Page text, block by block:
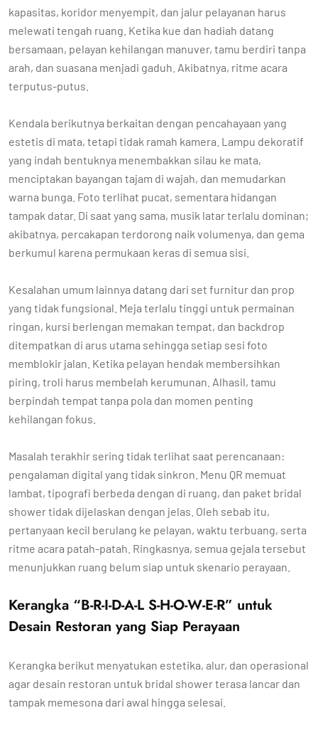
kapasitas, koridor menyempit, dan jalur pelayanan harus
melewati tengah ruang. Ketika kue dan hadiah datang
bersamaan, pelayan kehilangan manuver, tamu berdiri tanpa
arah, dan suasana menjadi gaduh. Akibatnya, ritme acara
terputus-putus.
Kendala berikutnya berkaitan dengan pencahayaan yang
estetis di mata, tetapi tidak ramah kamera. Lampu dekoratif
yang indah bentuknya menembakkan silau ke mata,
menciptakan bayangan tajam di wajah, dan memudarkan
warna bunga. Foto terlihat pucat, sementara hidangan
tampak datar. Di saat yang sama, musik latar terlalu dominan;
akibatnya, percakapan terdorong naik volumenya, dan gema
berkumul karena permukaan keras di semua sisi.
Kesalahan umum lainnya datang dari set furnitur dan prop
yang tidak fungsional. Meja terlalu tinggi untuk permainan
ringan, kursi berlengan memakan tempat, dan backdrop
ditempatkan di arus utama sehingga setiap sesi foto
memblokir jalan. Ketika pelayan hendak membersihkan
piring, troli harus membelah kerumunan. Alhasil, tamu
berpindah tempat tanpa pola dan momen penting
kehilangan fokus.
Masalah terakhir sering tidak terlihat saat perencanaan:
pengalaman digital yang tidak sinkron. Menu QR memuat
lambat, tipografi berbeda dengan di ruang, dan paket bridal
shower tidak dijelaskan dengan jelas. Oleh sebab itu,
pertanyaan kecil berulang ke pelayan, waktu terbuang, serta
ritme acara patah-patah. Ringkasnya, semua gejala tersebut
menunjukkan ruang belum siap untuk skenario perayaan.
Kerangka “B-R-I-D-A-L S-H-O-W-E-R” untuk
Desain Restoran yang Siap Perayaan
Kerangka berikut menyatukan estetika, alur, dan operasional
agar desain restoran untuk bridal shower terasa lancar dan
tampak memesona dari awal hingga selesai.